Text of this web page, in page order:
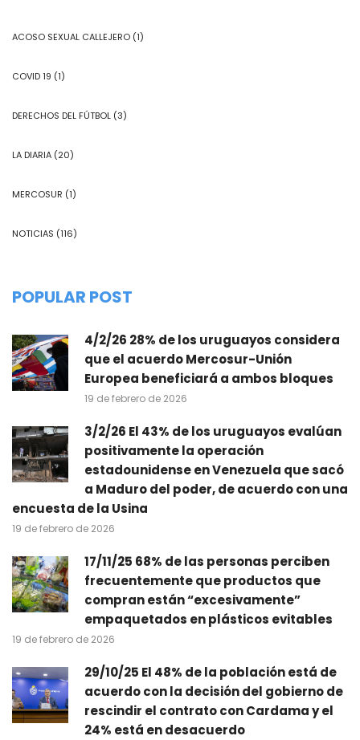
ACOSO SEXUAL CALLEJERO (1)
COVID 19 (1)
DERECHOS DEL FÚTBOL (3)
LA DIARIA (20)
MERCOSUR (1)
NOTICIAS (116)
POPULAR POST
4/2/26 28% de los uruguayos considera
que el acuerdo Mercosur-Unión
Europea beneficiará a ambos bloques
19 de febrero de 2026
3/2/26 El 43% de los uruguayos evalúan
positivamente la operación
estadounidense en Venezuela que sacó
a Maduro del poder, de acuerdo con una
encuesta de la Usina
19 de febrero de 2026
17/11/25 68% de las personas perciben
frecuentemente que productos que
compran están “excesivamente”
empaquetados en plásticos evitables
19 de febrero de 2026
29/10/25 El 48% de la población está de
acuerdo con la decisión del gobierno de
rescindir el contrato con Cardama y el
24% está en desacuerdo